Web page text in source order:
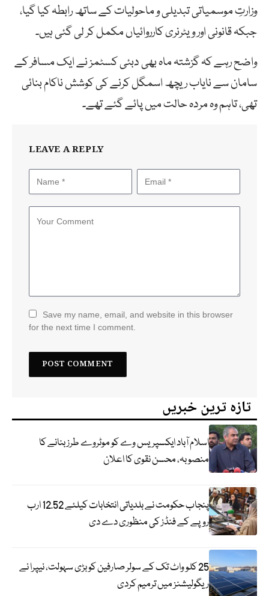
وزارتِ موسمیاتی تبدیلی و ماحولیات کے ساتھ رابطہ کیا گیا،
جبکہ قانونی اور ویٹرنری کارروائیاں مکمل کر لی گئی ہیں۔
واضح رہے کہ گزشتہ ماہ بھی دبئی کسٹمز نے ایک مسافر کے
سامان سے نایاب ریچھ اسمگل کرنے کی کوشش ناکام بنائی
تھی، تاہم وہ مردہ حالت میں پائے گئے تھے۔
LEAVE A REPLY
Save my name, email, and website in this browser
for the next time I comment.
تازہ ترین خبریں
اسلام آباد ایکسپریس وے کو موٹروے طرز بنانے کا
منصوبہ، محسن نقوی کا اعلان
پنجاب حکومت نے بلدیاتی انتخابات کیلئے 12.52 ارب
روپے کے فنڈز کی منظوری دے دی
25 کلو واٹ تک کے سولر صارفین کو بڑی سہولت، نیپرا نے
ریگولیشنز میں ترمیم کردی